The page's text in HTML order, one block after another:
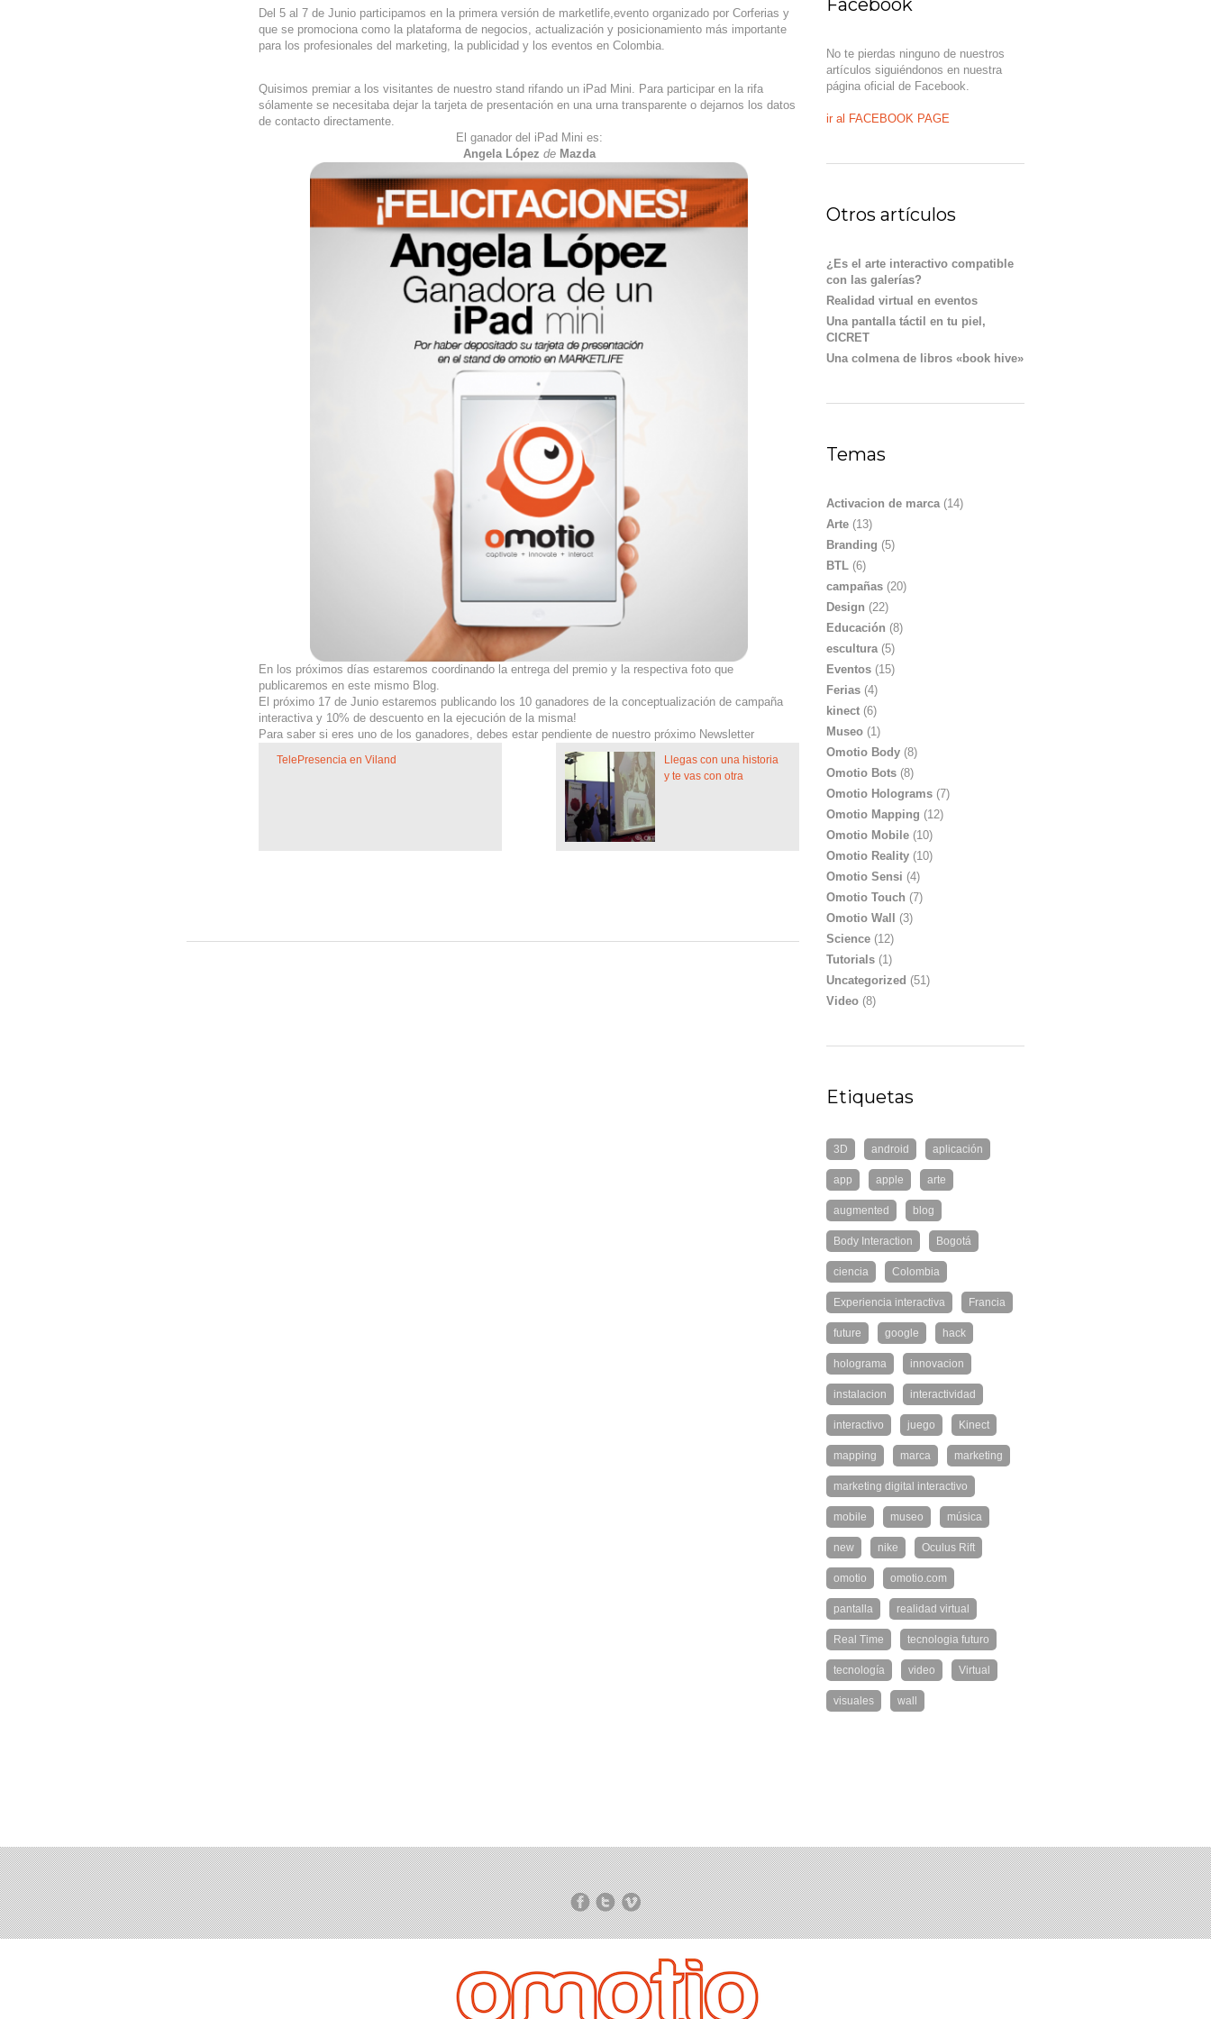
Del 5 al 7 de Junio participamos en la primera versión de marketlife,evento organizado por Corferias y
que se promociona como la plataforma de negocios, actualización y posicionamiento más importante
para los profesionales del marketing, la publicidad y los eventos en Colombia.
Quisimos premiar a los visitantes de nuestro stand rifando un iPad Mini. Para participar en la rifa
sólamente se necesitaba dejar la tarjeta de presentación en una urna transparente o dejarnos los datos
de contacto directamente.
El ganador del iPad Mini es:
Angela López de Mazda
En los próximos días estaremos coordinando la entrega del premio y la respectiva foto que
publicaremos en este mismo Blog.
El próximo 17 de Junio estaremos publicando los 10 ganadores de la conceptualización de campaña
interactiva y 10% de descuento en la ejecución de la misma!
Para saber si eres uno de los ganadores, debes estar pendiente de nuestro próximo Newsletter
TelePresencia en Viland
Llegas con una historia
y te vas con otra
Facebook
No te pierdas ninguno de nuestros
artículos siguiéndonos en nuestra
página oficial de Facebook.
ir al FACEBOOK PAGE
Otros artículos
¿Es el arte interactivo compatible
con las galerías?
Realidad virtual en eventos
Una pantalla táctil en tu piel,
CICRET
Una colmena de libros «book hive»
Temas
Activacion de marca(14)
Arte (13)
Branding (5)
BTL (6)
campañas (20)
Design (22)
Educación (8)
escultura(5)
Eventos (15)
Ferias (4)
kinect (6)
Museo (1)
Omotio Body (8)
Omotio Bots (8)
Omotio Holograms (7)
Omotio Mapping (12)
Omotio Mobile (10)
Omotio Reality (10)
Omotio Sensi (4)
Omotio Touch (7)
Omotio Wall
(3)
Science (12)
Tutorials (1)
Uncategorized (51)
Video (8)
Etiquetas
3D android aplicación
app apple arte
augmented blog
Body Interaction Bogotá
ciencia Colombia
Experiencia interactiva Francia
future google hack
holograma innovacion
instalacion interactividad
interactivo juego Kinect
mapping marca marketing
marketing digital interactivo
mobile museo música
new nike Oculus Rift
omotio omotio.com
pantalla realidad virtual
Real Time tecnologia futuro
tecnología video Virtual
visuales wall